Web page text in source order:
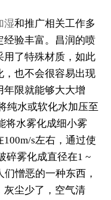
湿和推广相关工作多
经验丰富。昌润的喷
用了特殊材质，如此
，也不会很容易出现
年限就能够大大增
纯水或软化水加压至
将水雾化成细小雾
s左右，通过使
碎雾化成直径在1 ~
憎恶的一种东西，
灰尘少了，空气清